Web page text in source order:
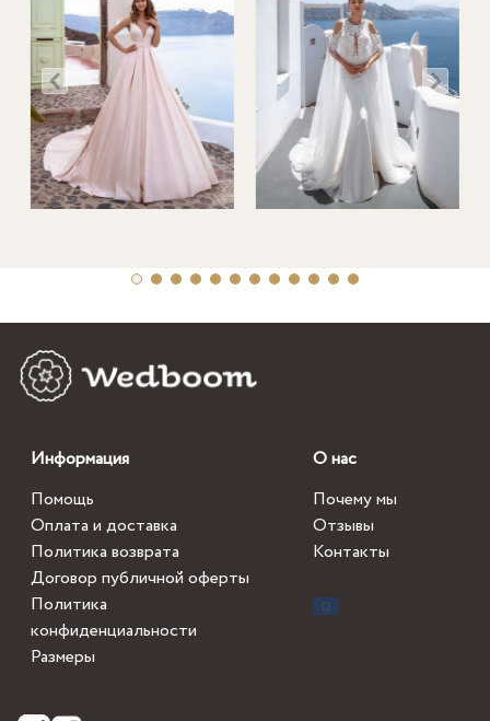
Информация
Помощь
Оплата и доставка
Политика возврата
Договор публичной оферты
Политика
конфиденциальности
Размеры
О нас
Почему мы
Отзывы
Контакты